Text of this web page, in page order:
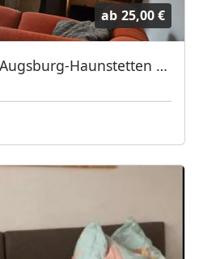
ab 25,00 €
Monteurwohnung Augsburg-Haunstetten – bis zu 6 Personen